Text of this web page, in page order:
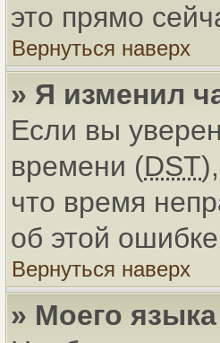
это прямо
Вернуться наверх
» Я изменил
Если вы
времени (DST
что время
об этой
Вернуться наверх
» Моего